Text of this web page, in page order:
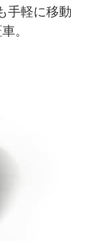
手軽に移動
。